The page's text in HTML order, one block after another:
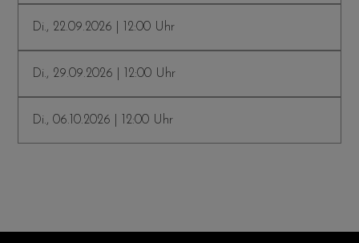
Di., 22.09.2026 | 12:00 Uhr
Di., 29.09.2026 | 12:00 Uhr
Di., 06.10.2026 | 12:00 Uhr